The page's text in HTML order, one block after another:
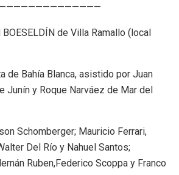
BOESELDÍN de Villa Ramallo (local
de Bahía Blanca, asistido por Juan
Junín y Roque Narváez de Mar del
Schomberger; Mauricio Ferrari,
Del Río y Nahuel Santos;
Ruben,Federico Scoppa y Franco